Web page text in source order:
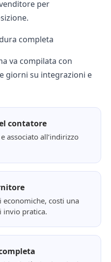
per
completa
va compilata con
giorni su integrazioni e
contatore
associato all’indirizzo
costi una
invio pratica.